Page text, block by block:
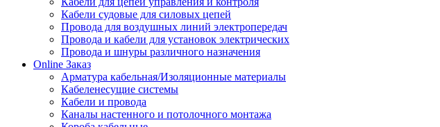
Кабели судовые для силовых цепей
Провода для воздушных линий электропередач
Провода и кабели для установок электрических
Провода и шнуры различного назначения
Online Заказ
Арматура кабельная/Изоляционные материалы
Кабеленесущие системы
Кабели и провода
Каналы настенного и потолочного монтажа